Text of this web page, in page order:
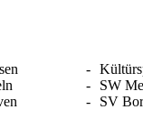
-
-
-
SW
SV